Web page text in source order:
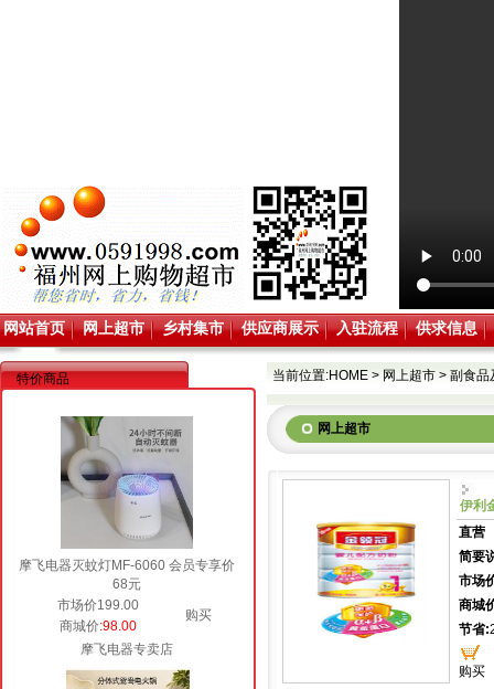
网站首页 网上超市 乡村集市 供应商展示 入驻流程 供求信息
特价商品
摩飞电器灭蚊灯MF-6060 会员专享价
68元
市场价199.00
购买
商城价:98.00
摩飞电器专卖店
当前位置:HOME > 网上超市 > 副食品
网上超市
伊利
直营
简要
市场
商城
节省:
购买